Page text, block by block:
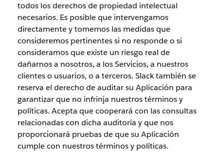
todos los derechos de propiedad intelectual
necesarios. Es posible que intervengamos
directamente y tomemos las medidas que
consideremos pertinentes si no responde o si
consideramos que existe un riesgo real de
dañarnos a nosotros, a los Servicios, a nuestros
clientes o usuarios, o a terceros. Slack también se
reserva el derecho de auditar su Aplicación para
garantizar que no infrinja nuestros términos y
políticas. Acepta que cooperará con las consultas
relacionadas con dicha auditoría y que nos
proporcionará pruebas de que su Aplicación
cumple con nuestros términos y políticas.